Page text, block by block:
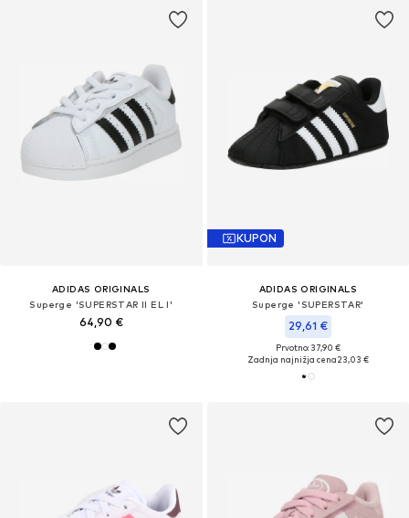
ADIDAS ORIGINALS
Superge 'SUPERSTAR II EL I'
64,90 €
KUPON
ADIDAS ORIGINALS
Superge 'SUPERSTAR'
29,61 €
Prvotno: 37,90 €
Zadnja najnižja cena23,03 €